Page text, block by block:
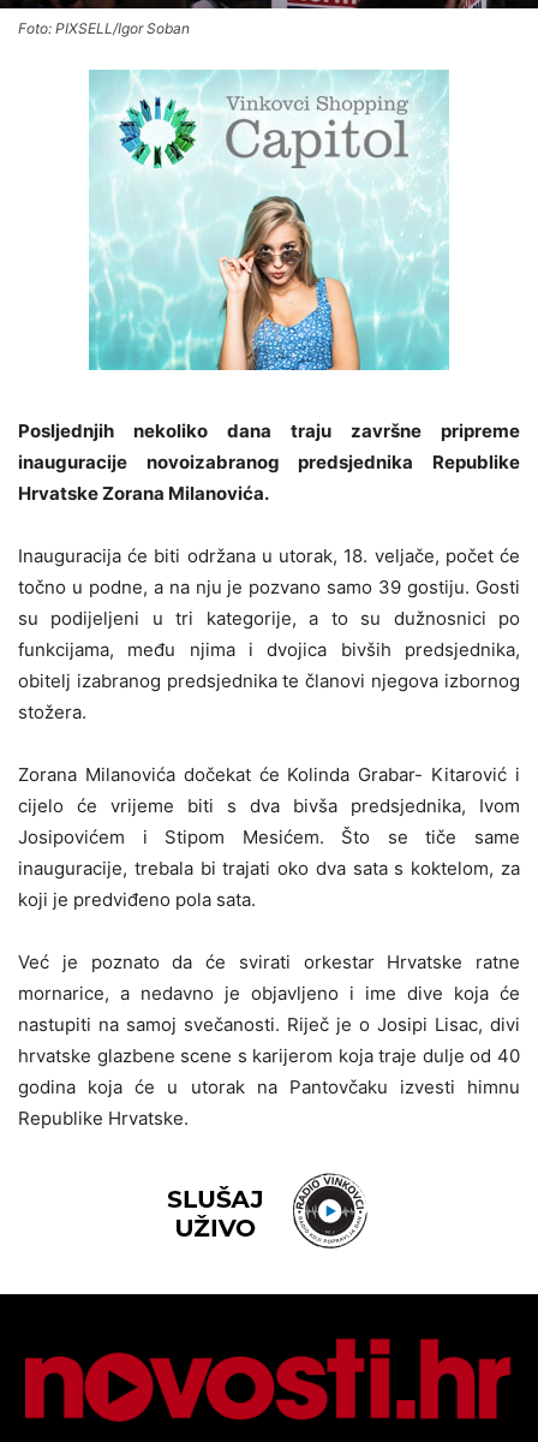
Foto: PIXSELL/Igor Soban
Posljednjih nekoliko dana traju završne pripreme
inauguracije novoizabranog predsjednika Republike
Hrvatske Zorana Milanovića.
Inauguracija će biti održana u utorak, 18. veljače, počet će
točno u podne, a na nju je pozvano samo 39 gostiju. Gosti
su podijeljeni u tri kategorije, a to su dužnosnici po
funkcijama, među njima i dvojica bivših predsjednika,
obitelj izabranog predsjednika te članovi njegova izbornog
stožera.
Zorana Milanovića dočekat će Kolinda Grabar- Kitarović i
cijelo će vrijeme biti s dva bivša predsjednika, Ivom
Josipovićem i Stipom Mesićem. Što se tiče same
inauguracije, trebala bi trajati oko dva sata s koktelom, za
koji je predviđeno pola sata.
Već je poznato da će svirati orkestar Hrvatske ratne
mornarice, a nedavno je objavljeno i ime dive koja će
nastupiti na samoj svečanosti. Riječ je o Josipi Lisac, divi
hrvatske glazbene scene s karijerom koja traje dulje od 40
godina koja će u utorak na Pantovčaku izvesti himnu
Republike Hrvatske.